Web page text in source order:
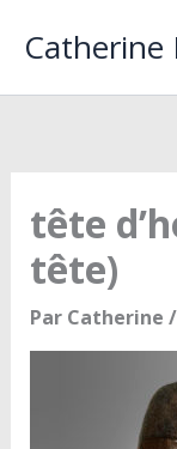
Catherine
tête
tête)
Par Catherine /